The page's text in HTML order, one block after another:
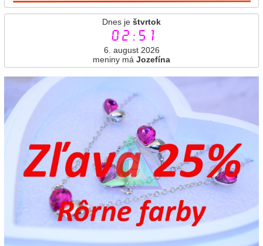
Dnes je štvrtok
02:51
6. august 2026
meniny má Jozefína